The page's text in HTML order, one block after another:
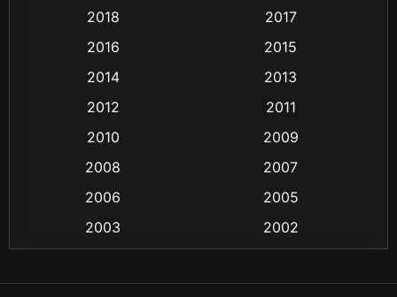
Classic หนังคลาสสิก (25)
Coming-of-age ชีวิตวัยรุ่น (13)
Crime อาชญากรรม (48)
Cult Film(4)
2018
2017
2016
2015
2014
2013
2012
2011
2010
2009
2008
2007
2006
2005
2003
2002
1998
1997